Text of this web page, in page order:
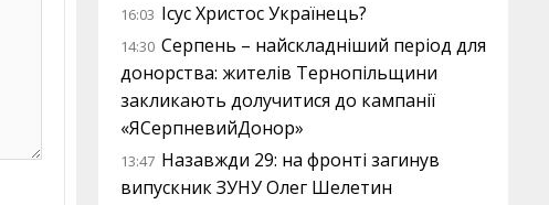
16:03 Ісус Христос Українець?
14:30 Серпень – найскладніший період для
донорства: жителів Тернопільщини
закликають долучитися до кампанії
«ЯСерпневийДонор»
13:47 Назавжди 29: на фронті загинув
випускник ЗУНУ Олег Шелетин